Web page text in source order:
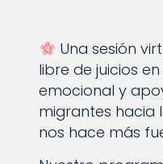
Una sesión
libre de juicios
emocional y
migrantes hacia
nos hace más